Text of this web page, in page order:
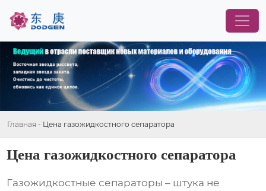
Главная - Цена газожидкостного сепаратора
Цена газожидкостного сепаратора
Газожидкостные сепараторы – штука не